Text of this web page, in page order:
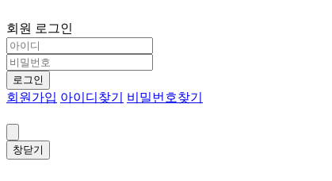
회원 로그인
로그인
회원가입 아이디찾기 비밀번호찾기
창닫기